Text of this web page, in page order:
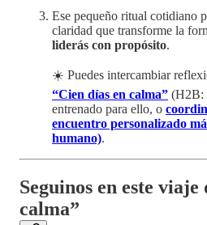
Ese pequeño ritual cotidiano
claridad que transforme la
liderás con propósito.
☀️ Puedes intercambiar
“Cien días en calma” (H2B:
entrenado para ello, o
encuentro personalizado
humano).
Seguinos en este
calma”